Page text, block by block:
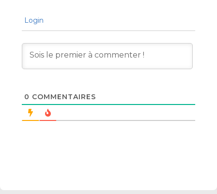
Login
0 COMMENTAIRES